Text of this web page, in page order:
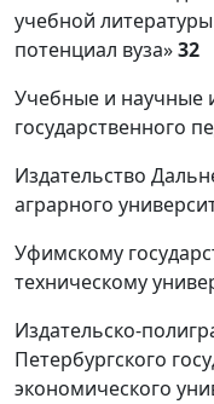
учебной
потенциал вуза»32
Учебные и научные
государственного
Издательство
аграрного
Уфимскому
техническому
Издательско-
Петербургского
экономического